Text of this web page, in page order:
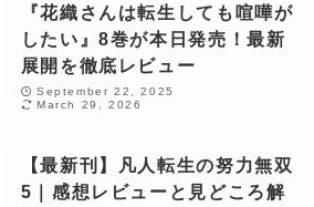
『花織さんは転生しても喧嘩が
したい』8巻が本日発売！最新
展開を徹底レビュー
September 22, 2025
March 29, 2026
【最新刊】凡人転生の努力無双
5｜感想レビューと見どころ解